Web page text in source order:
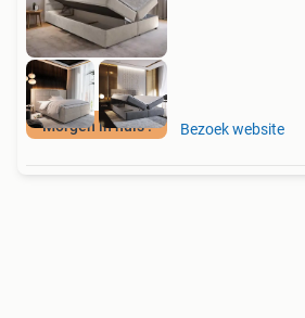
Morgen in huis ! Bezoek website